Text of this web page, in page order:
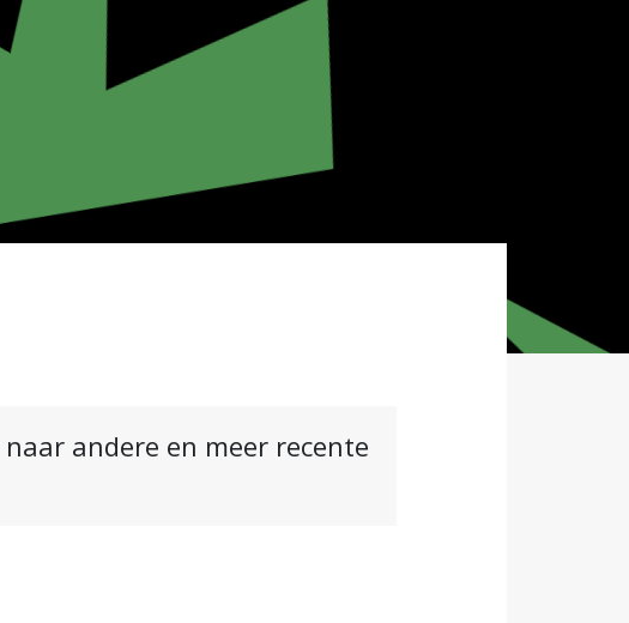
andere en meer recente